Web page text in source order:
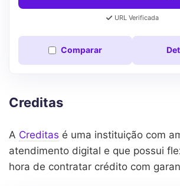
URL Verificada
Comparar
Creditas
A Creditas é uma instituição com
atendimento digital e que possui
hora de contratar crédito com